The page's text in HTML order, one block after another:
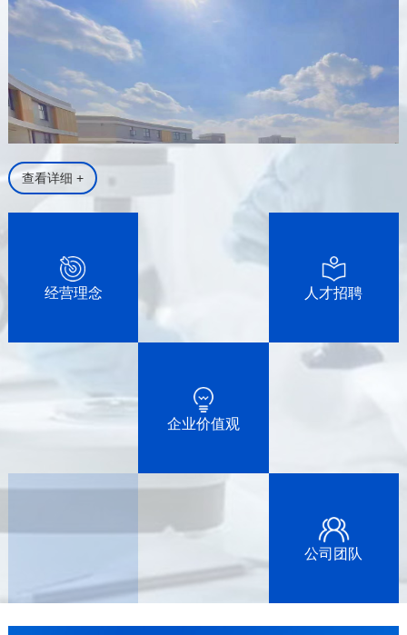
查看详细 +
经营理念 人才招聘
企业价值观
公司团队